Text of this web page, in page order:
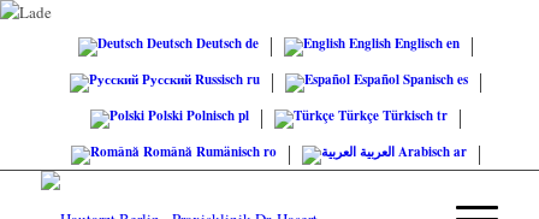
DeutschDeutschde EnglishEnglischen
РусскийRussischru EspañolSpanisches
PolskiPolnischpl TürkçeTürkischtr
RomânăRumänischro العربيةArabischar